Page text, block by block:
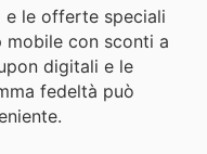
e le offerte speciali
mobile con sconti a
digitali e le
fedeltà può